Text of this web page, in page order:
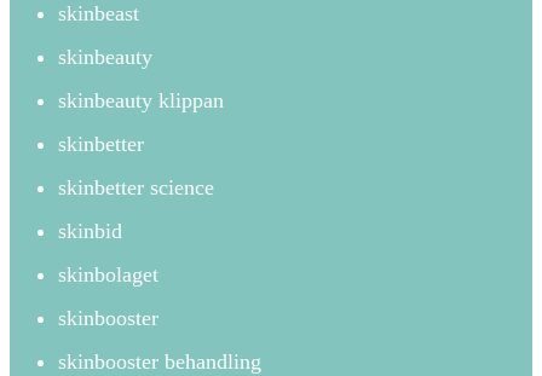
skinbeast
skinbeauty
skinbeauty klippan
skinbetter
skinbetter science
skinbid
skinbolaget
skinbooster
skinbooster behandling